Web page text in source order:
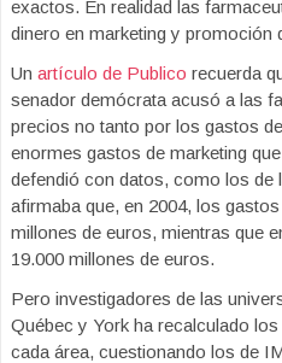
exactos. En realidad las
dinero en marketing y promoción
Un artículo de Publico recuerda
senador demócrata acusó a las
precios no tanto por los gastos
enormes gastos de marketing
defendió con datos, como los de
afirmaba que, en 2004, los
millones de euros, mientras que
19.000 millones de euros.
Pero investigadores de las
Québec y York ha recalculado
cada área, cuestionando los de